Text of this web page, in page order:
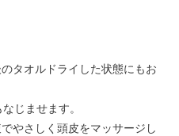
タオルドライした状態にもお
じませます。
やさしく頭皮をマッサージし